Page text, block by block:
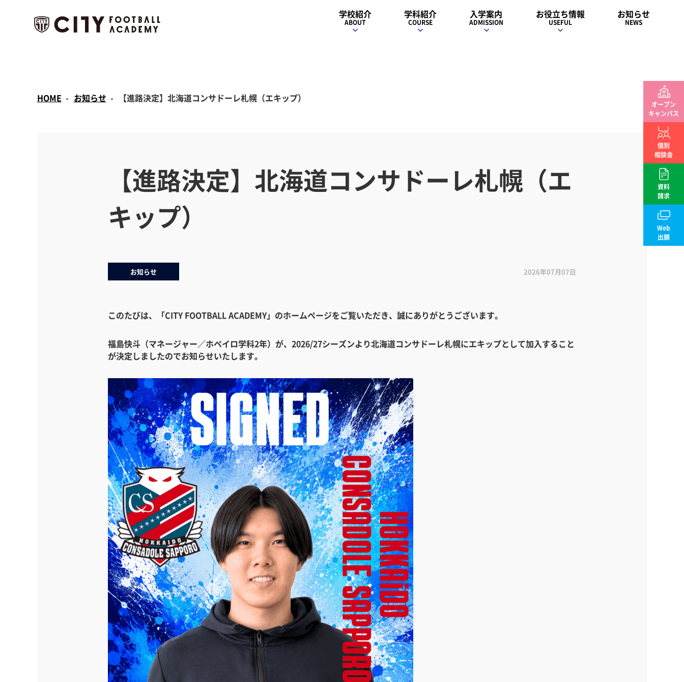
学校紹介
ABOUT
学科紹介
COURSE
入学案内
ADMISSION
お役立ち情報
USEFUL
お知らせ
NEWS
オープン
キャンパス
個別
相談会
資料
請求
Web
出願
HOME お知らせ 【進路決定】北海道コンサドーレ札幌（エキップ）
【進路決定】北海道コンサドーレ札幌（エ
キップ）
お知らせ 2026年07月07日
このたびは、「CITY FOOTBALL ACADEMY」のホームページをご覧いただき、誠にありがとうございます。
福島快斗（マネージャー／ホペイロ学科2年）が、2026/27シーズンより北海道コンサドーレ札幌にエキップとして加入すること
が決定しましたのでお知らせいたします。